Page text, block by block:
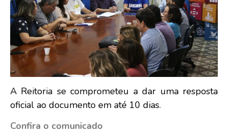
A Reitoria se comprometeu a dar uma resposta
oficial ao documento em até 10 dias.
Confira o comunicado